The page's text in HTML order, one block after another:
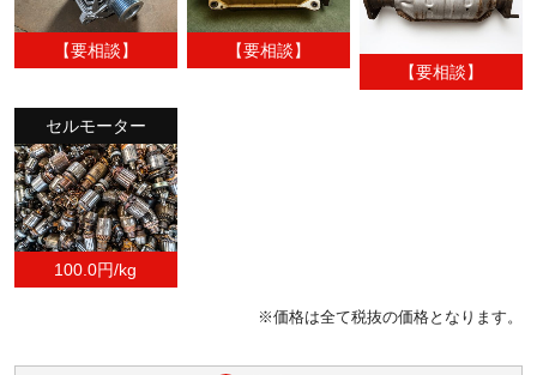
【要相談】 【要相談】
【要相談】
セルモーター
100.0円/kg
※価格は全て税抜の価格となります。